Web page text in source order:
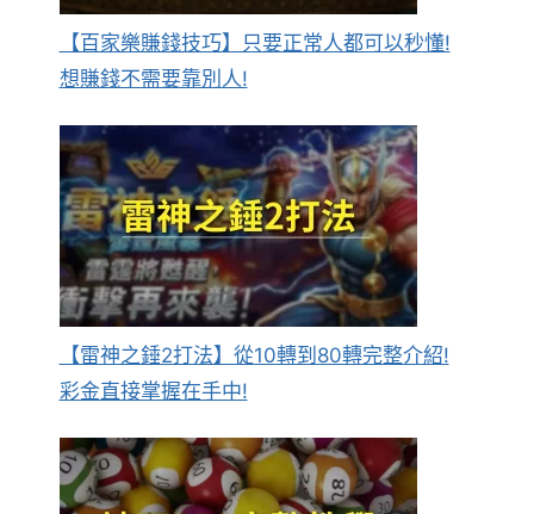
【百家樂賺錢技巧】只要正常人都可以秒懂!
想賺錢不需要靠別人!
【雷神之錘2打法】從10轉到80轉完整介紹!
彩金直接掌握在手中!